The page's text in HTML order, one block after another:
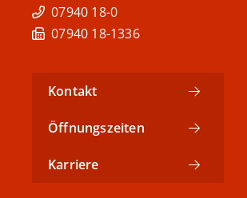
07940 18-0
07940 18-1336
Kontakt
Öffnungszeiten
Karriere